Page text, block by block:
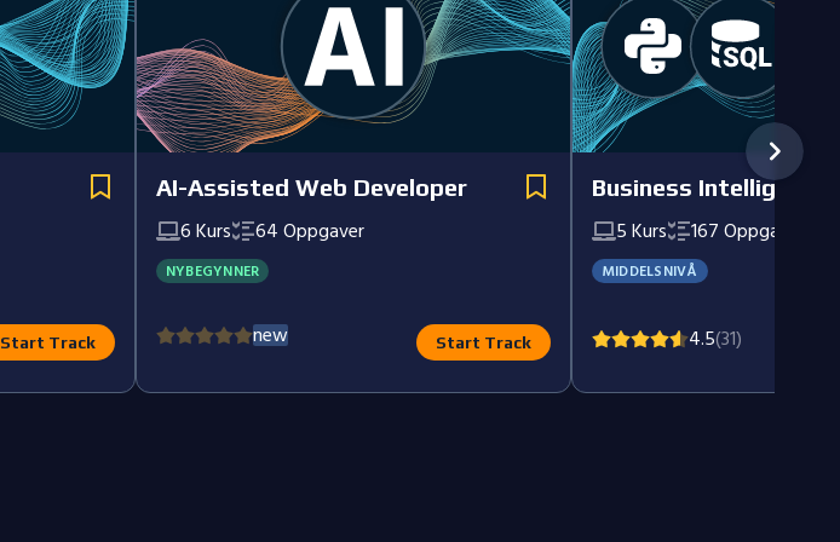
Start Track
AI-Assisted Web Developer
6Kurs 64Oppgaver
NYBEGYNNER
new Start Track
Business Intelligence
5Kurs 167Oppgaver
MIDDELSNIVÅ
4.5(31)